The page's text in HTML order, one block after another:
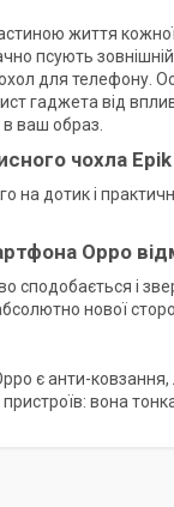
життя
псують
для телефону.
гаджета від
в ваш образ.
чохла
дотик і
Oppo
сподобається і
нової
є анти-
вона